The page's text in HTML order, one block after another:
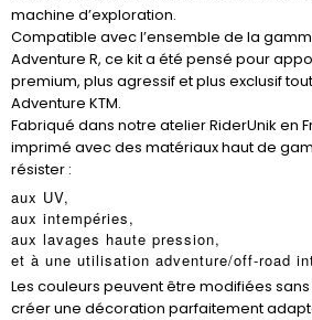
machine d’exploration.
Compatible avec l’ensemble de la
Adventure R, ce kit a été pensé pour
premium, plus agressif et plus exclusif
Adventure KTM.
Fabriqué dans notre atelier RiderUnik en
imprimé avec des matériaux haut de
résister :
aux UV,
aux intempéries,
aux lavages haute pression,
et à une utilisation adventure/off-road
Les couleurs peuvent être modifiées
créer une décoration parfaitement